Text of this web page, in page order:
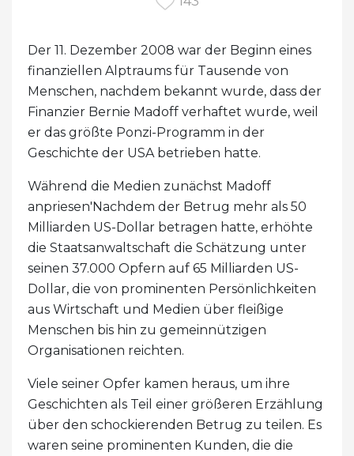
Der 11. Dezember 2008 war der Beginn eines
finanziellen Alptraums für Tausende von
Menschen, nachdem bekannt wurde, dass der
Finanzier Bernie Madoff verhaftet wurde, weil
er das größte Ponzi-Programm in der
Geschichte der USA betrieben hatte.
Während die Medien zunächst Madoff
anpriesen'Nachdem der Betrug mehr als 50
Milliarden US-Dollar betragen hatte, erhöhte
die Staatsanwaltschaft die Schätzung unter
seinen 37.000 Opfern auf 65 Milliarden US-
Dollar, die von prominenten Persönlichkeiten
aus Wirtschaft und Medien über fleißige
Menschen bis hin zu gemeinnützigen
Organisationen reichten.
Viele seiner Opfer kamen heraus, um ihre
Geschichten als Teil einer größeren Erzählung
über den schockierenden Betrug zu teilen. Es
waren seine prominenten Kunden, die die